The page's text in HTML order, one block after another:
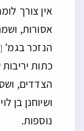
אין צורך
אסורות,
הנזכר בגמ’
כתות
הצדדים,
ושיוחנן בן
נוספות.